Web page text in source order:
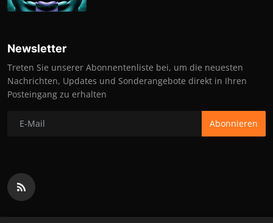
Newsletter
Treten Sie unserer Abonnentenliste bei, um die neuesten
Nachrichten, Updates und Sonderangebote direkt in Ihren
Posteingang zu erhalten
Abonnieren